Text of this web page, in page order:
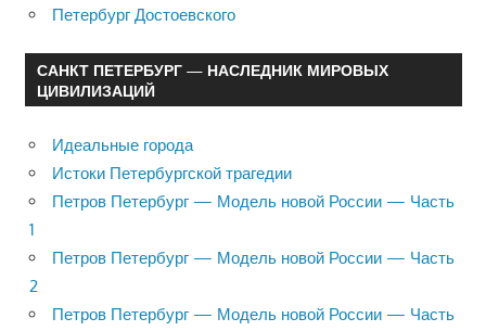
Петербург Достоевского
САНКТ ПЕТЕРБУРГ — НАСЛЕДНИК МИРОВЫХ
ЦИВИЛИЗАЦИЙ
Идеальные города
Истоки Петербургской трагедии
Петров Петербург — Модель новой России — Часть
1
Петров Петербург — Модель новой России — Часть
2
Петров Петербург — Модель новой России — Часть